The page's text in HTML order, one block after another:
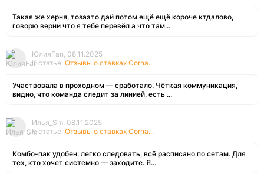
Такая же херня, тозаэто дай потом ещё ещё короче ктдалово,
говорю верни что я тебе перевёл а что там...
ЮлияFan, 08.11.2025
К статье: Отзывы о ставках Corna...
Участвовала в проходном — сработало. Чёткая коммуникация,
видно, что команда следит за линией, есть ...
Илья_Sm, 08.11.2025
К статье: Отзывы о ставках Corna...
Комбо-пак удобен: легко следовать, всё расписано по сетам. Для
тех, кто хочет системно — заходите. Я...